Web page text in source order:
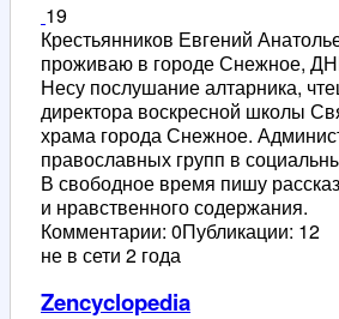
19
Крестьянников Евгений
проживаю в городе Снежное,
Несу послушание алтарника,
директора воскресной школы
храма города Снежное.
православных групп в
В свободное время пишу
и нравственного содержания.
Комментарии: 0Публикации: 12
не в сети 2 года
Zencyclopedia